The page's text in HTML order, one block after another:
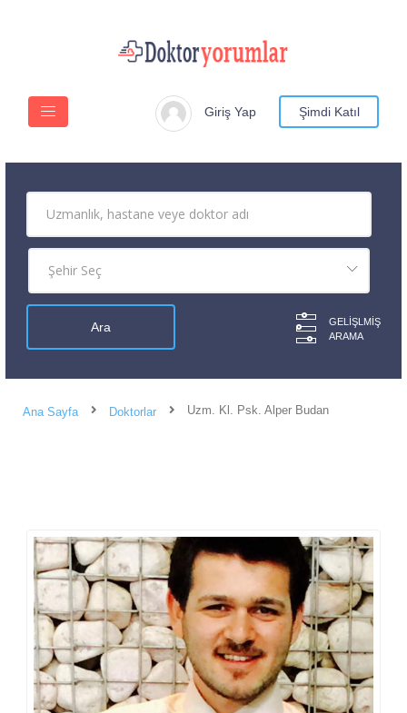
Giriş Yap Şimdi Katıl
GELIŞLMIŞ
ARAMA
Ana Sayfa Doktorlar Uzm. Kl. Psk. Alper Budan